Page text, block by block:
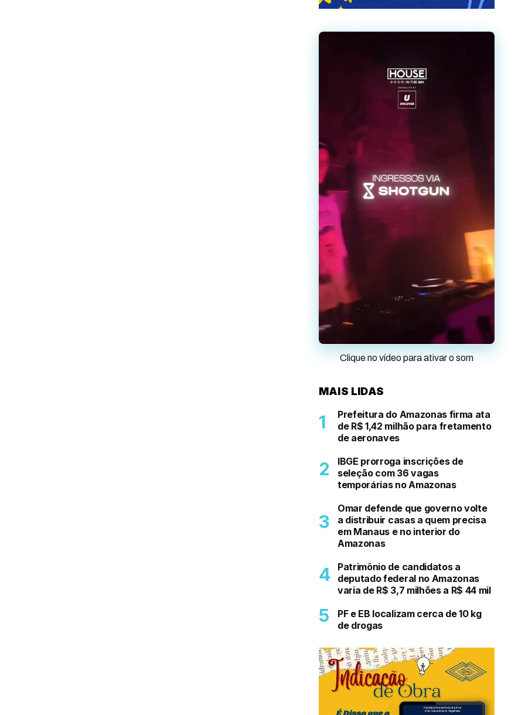
Clique no vídeo para ativar o som
MAIS LIDAS
Prefeitura do Amazonas firma ata
de R$ 1,42 milhão para fretamento
de aeronaves
IBGE prorroga inscrições de
seleção com 36 vagas
temporárias no Amazonas
Omar defende que governo volte
a distribuir casas a quem precisa
em Manaus e no interior do
Amazonas
Patrimônio de candidatos a
deputado federal no Amazonas
varia de R$ 3,7 milhões a R$ 44 mil
PF e EB localizam cerca de 10 kg
de drogas